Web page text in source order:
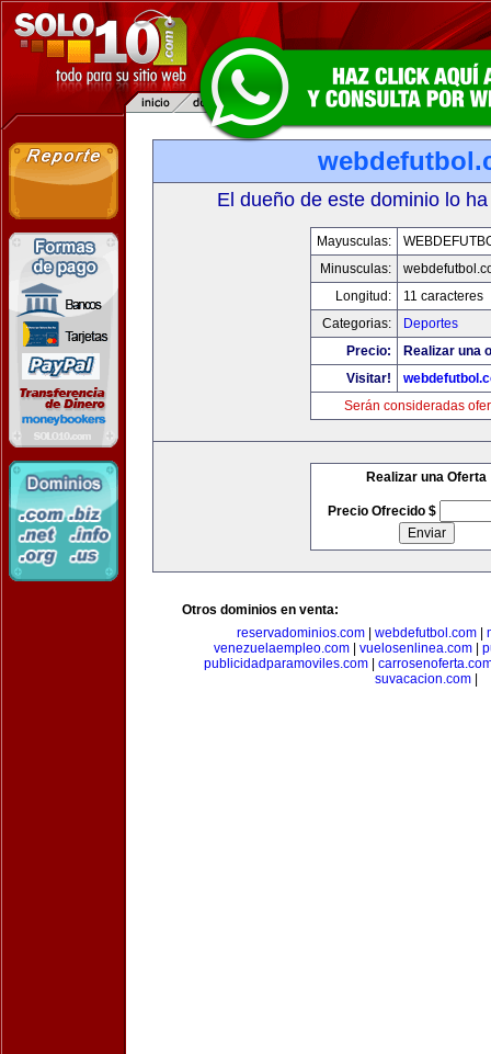
El dueño de este dominio lo
Mayusculas:
Minusculas:
Longitud:
11 caracteres
Categorias:
Deportes
Precio:
Realizar una
Visitar!
Serán consideradas
Realizar una Oferta
Precio Ofrecido $
Otros dominios en venta:
reservadominios.com
webdefutbol.com
venezuelaempleo.com
vuelosenlinea.com
publicidadparamoviles.com
suvacacion.com